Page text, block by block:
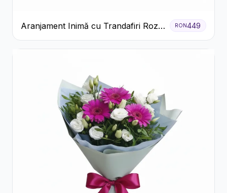
Aranjament Inimă cu Trandafiri Roz
și Gypsophila Albă
RON449